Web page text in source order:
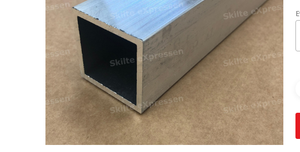
Hit enter to search or ESC to close